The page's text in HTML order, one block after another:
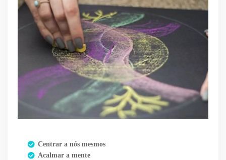
Centrar a nós mesmos
Acalmar a mente